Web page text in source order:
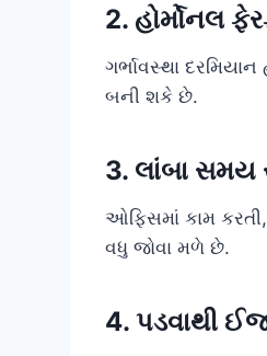
2. હોર્મોનલ
ગર્ભાવસ્થા
બની શકે છે.
3. લાંબા સમય
ઓફિસમાં કામ
વધુ જોવા મળે છે.
4. પડવાથી